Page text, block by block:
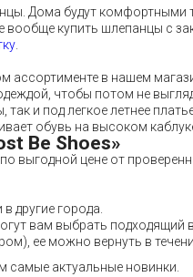
Дома будут комфортными
купить шлепанцы с
в нашем
чтобы потом не
и под легкое летнее
обувь на высоком
Be Shoes»
выгодной цене от
другие города.
вам выбрать подходящий
ее можно вернуть в
самые актуальные новинки.